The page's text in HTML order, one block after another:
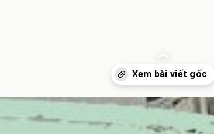
inminhkhoi.com/con-chach-hay-con-trach-dung-